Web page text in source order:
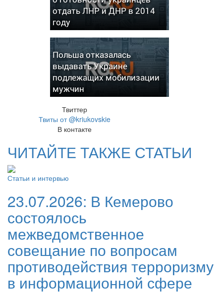
отдать ЛНР и ДНР в 2014
году
Польша отказалась
выдавать Украине
подлежащих мобилизации
мужчин
Твиттер
Твиты от @kriukovskie
В контакте
ЧИТАЙТЕ ТАКЖЕ СТАТЬИ
Статьи и интервью
23.07.2026: В Кемерово
состоялось
межведомственное
совещание по вопросам
противодействия терроризму
в информационной сфере